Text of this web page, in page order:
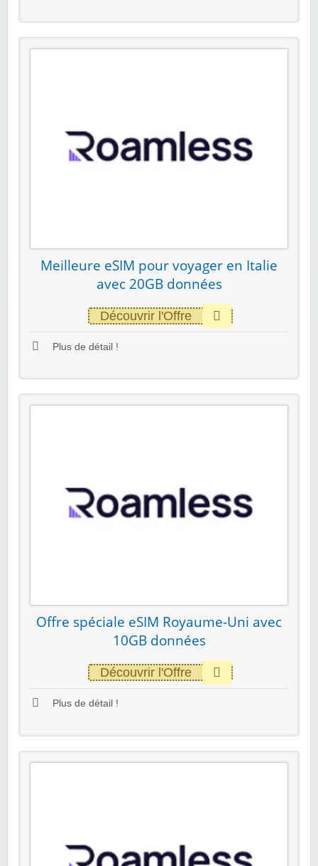
Meilleure eSIM pour voyager en Italie
avec 20GB données
Découvrir l'Offre
Plus de détail !
Offre spéciale eSIM Royaume-Uni avec
10GB données
Découvrir l'Offre
Plus de détail !